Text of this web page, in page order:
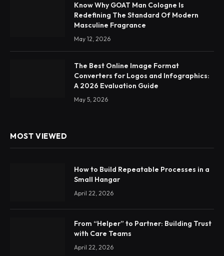
Know Why GOAT Man Cologne Is
Redefining The Standard Of Modern
Masculine Fragrance
May 12, 2026
The Best Online Image Format
Converters for Logos and Infographics:
A 2026 Evaluation Guide
May 5, 2026
MOST VIEWED
How to Build Repeatable Processes in a
Small Hangar
April 22, 2026
From “Helper” to Partner: Building Trust
with Care Teams
April 22, 2026